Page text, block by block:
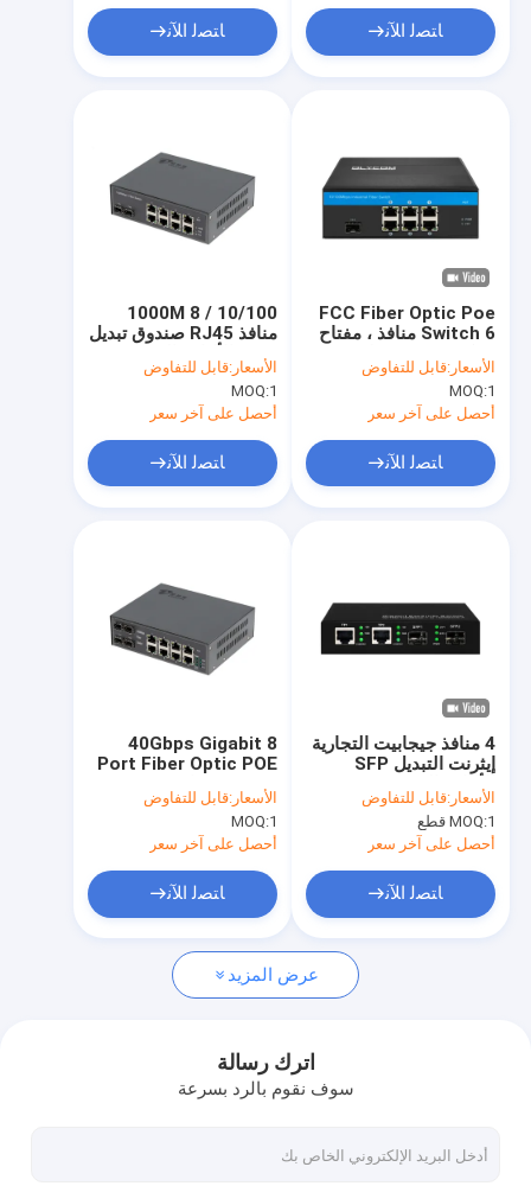
عرض الواقع الافتراضي
اتصل بنا
أخبار
تبديل الشبكة الصناعية
محول إيثرنت صناعي مُدار
ﺎﺘﺼﻟ ﺍﻶﻧ ﺎﺘﺼﻟ ﺍﻶﻧ
10/100 / 1000M 8
منافذ RJ45 صندوق تبديل
محور الألياف البصرية مع
استخدام POE في الأماكن
المغلقة
الأسعار:قابل للتفاوض
MOQ:1
أحصل على آخر سعر
ﺎﺘﺼﻟ ﺍﻶﻧ
FCC Fiber Optic Poe
Switch 6 منافذ ، مفتاح
شبكي متين ذو غلاف
معدني ديناميكي
الأسعار:قابل للتفاوض
MOQ:1
أحصل على آخر سعر
ﺎﺘﺼﻟ ﺍﻶﻧ
40Gbps Gigabit 8
Port Fiber Optic POE
للاستخدام الداخلي
الأسعار:قابل للتفاوض
MOQ:1
أحصل على آخر سعر
ﺎﺘﺼﻟ ﺍﻶﻧ
4 منافذ جيجابيت التجارية
إيثرنت التبديل SFP
الألياف الضوئية غير
المدارة DC5V
الأسعار:قابل للتفاوض
MOQ:1 قطع
أحصل على آخر سعر
ﺎﺘﺼﻟ ﺍﻶﻧ
عرض المزيد
اترك رسالة
سوف نقوم بالرد بسرعة